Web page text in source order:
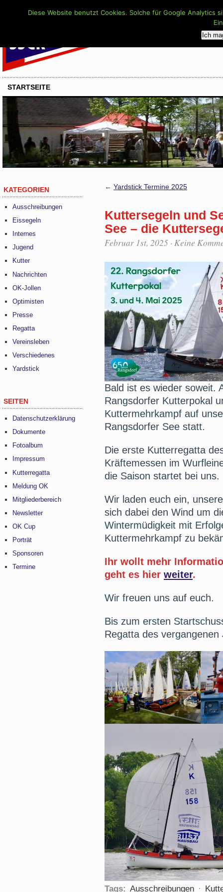
STARTSEITE
KATEGORIEN
Ausschreibungen
Eissegeln
Internes
Jugend
Kutter
Nachrichten
OK-Jollen
Optimisten
Presse
Regatta
Vereinsleben
Verschiedenes
Yardstick
SEITEN
Datenschutzerklärung
Dokumente
Fotoalbum
Impressum
Kutterregatta
Meldung OK
Mitgliederbereich
Newsletter
OK Cup
Porträt
Sponsoren
Termine
← Yardstick Termine 2025
Kuttersegeln und
See – die
Februar 1st, 2025 · Keine
Bald ist es wieder soweit.
Rangsdorfer Kutterpokal
Kuttermehrkampf auf
Rangsdorfer See statt.
Die erste Kutterregatta
Kräftemessen im
die Saison startet bei uns.
Wir laden euch ein,
sich dabei den Wind um
Wintermüdigkeit mit
Kuttermehrkampf zu
Ihr wollt mehr
geht es hier weiter.
Wir freuen uns auf euch.
Bis zum ersten
Regatta des
Tags: Ausschreibungen ·
Diese Website benutzt Cookies. Solche für Google
Ich